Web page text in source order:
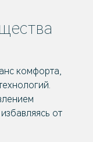
комфорта,
от